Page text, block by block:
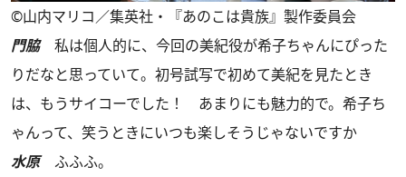
©山内マリコ／集英社・『あのこは貴族』製作委員会
門脇私は個人的に、今回の美紀役が希子ちゃんにぴった
りだなと思っていて。初号試写で初めて美紀を見たとき
は、もうサイコーでした！ あまりにも魅力的で。希子ち
ゃんって、笑うときにいつも楽しそうじゃないですか
水原ふふふ。